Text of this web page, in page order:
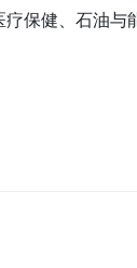
保健、石油